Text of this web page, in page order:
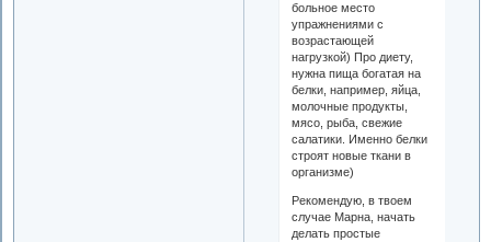
больное место
упражнениями с
возрастающей
нагрузкой) Про диету,
нужна пища богатая на
белки, например, яйца,
молочные продукты,
мясо, рыба, свежие
салатики. Именно белки
строят новые ткани в
организме)
Рекомендую, в твоем
случае Марна, начать
делать простые